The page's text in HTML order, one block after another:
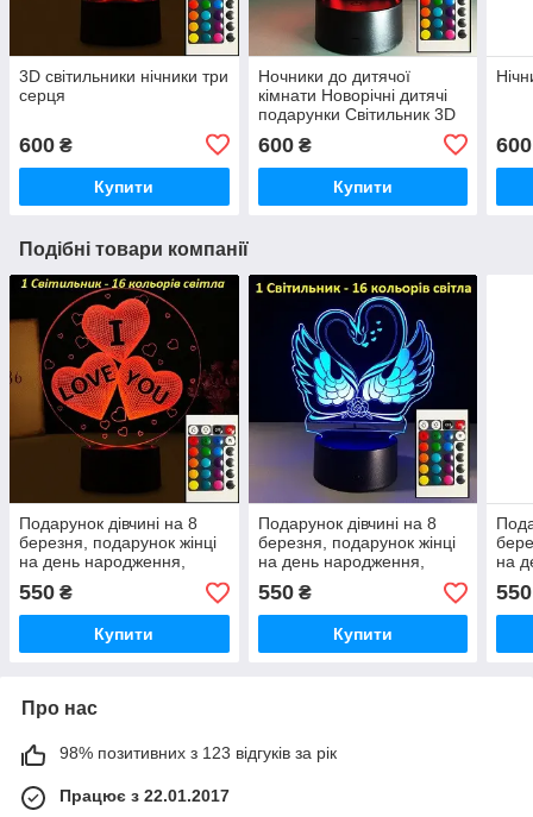
3D світильники нічники три
серця
600 ₴
Купити
Ночники до дитячої
кімнати Новорічні дитячі
подарунки Світильник 3D
600₴
Купити
600
Подібні товари компанії
Подарунок дівчині на 8
березня, подарунок жінці
на день народження,
подарунки 8 березня,
подарунок коханій жінці
550 ₴
Купити
Подарунок дівчині на 8
березня, подарунок жінці
на день народження,
подарунки 8 березня,
подарунок коханій жінці
550₴
Купити
на
550
Про нас
98% позитивних з 123 відгуків за рік
Працює з 22.01.2017